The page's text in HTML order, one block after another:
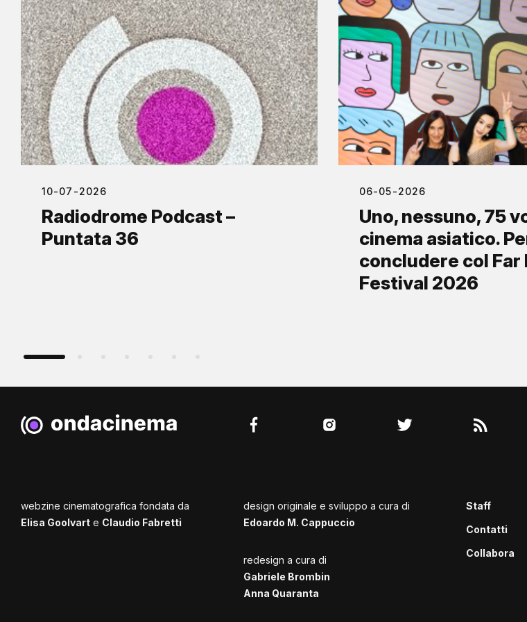
10-07-2026
Radiodrome Podcast –
Puntata 36
06-05-2026
Uno, nessuno, 75
cinema asiatico.
concludere col Far
Festival 2026
webzine cinematografica fondata da
Elisa Goolvart e Claudio Fabretti
design originale e sviluppo a cura di
Edoardo M. Cappuccio
redesign a cura di
Gabriele Brombin
Anna Quaranta
Staff
Contatti
Collabora